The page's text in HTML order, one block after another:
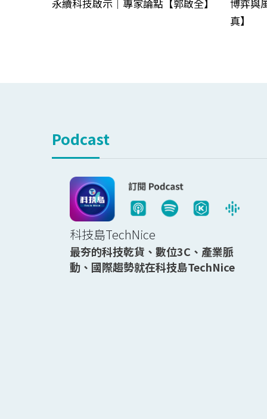
永續科技啟示｜專家論點【郭啟全】
博弈與
真】
Podcast
科技島TechNice
最夯的科技乾貨、數位3C、產業脈
動、國際趨勢就在科技島TechNice